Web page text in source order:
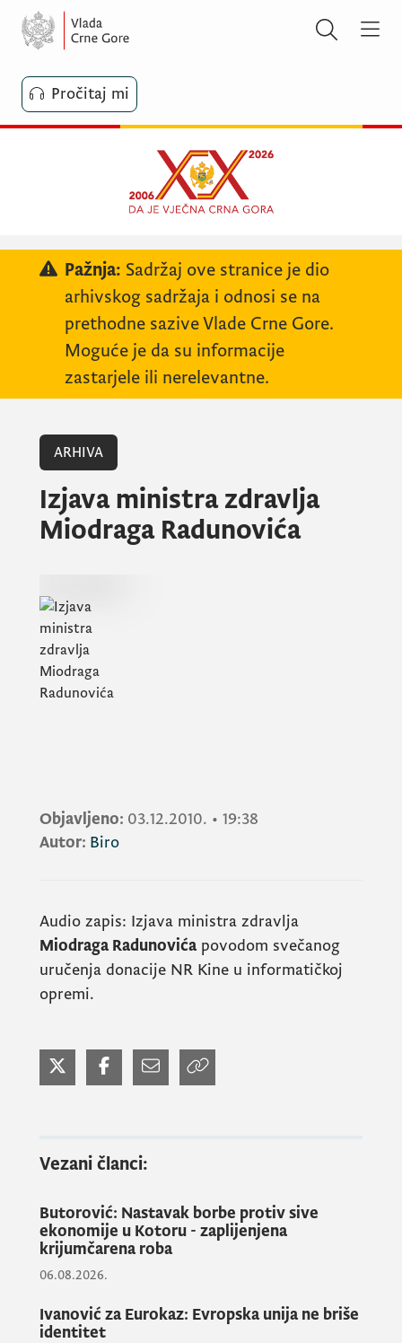
Pročitaj mi
Pažnja: Sadržaj ove stranice je dio
arhivskog sadržaja i odnosi se na
prethodne sazive Vlade Crne Gore.
Moguće je da su informacije
zastarjele ili nerelevantne.
ARHIVA
Izjava ministra zdravlja
Miodraga Radunovića
Objavljeno: 03.12.2010. • 19:38
Autor: Biro
Audio zapis: Izjava ministra zdravlja
Miodraga Radunovića povodom svečanog
uručenja donacije NR Kine u informatičkoj
opremi.
Vezani članci:
Butorović: Nastavak borbe protiv sive
ekonomije u Kotoru - zaplijenjena
krijumčarena roba
06.08.2026.
Ivanović za Eurokaz: Evropska unija ne briše
identitet